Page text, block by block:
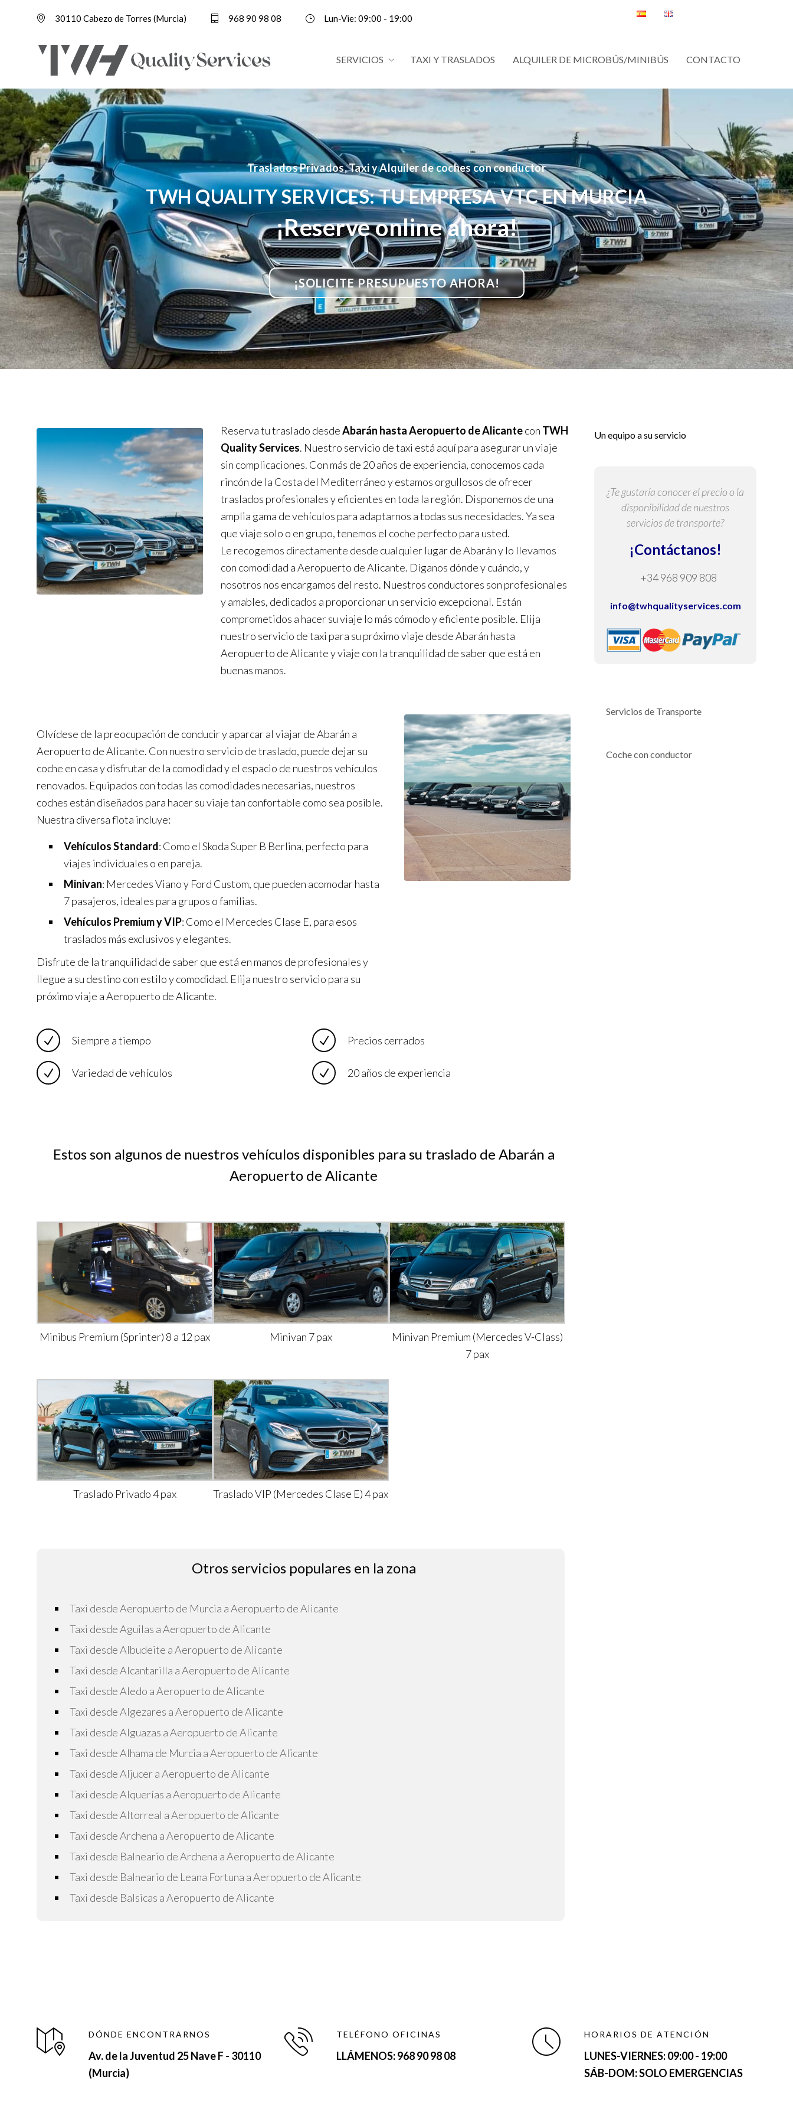
30110 Cabezo de Torres (Murcia) 968 90 98 08 Lun-Vie: 09:00 - 19:00
SERVICIOS TAXI Y TRASLADOS ALQUILER DE MICROBÚS/MINIBÚS CONTACTO
Traslados Privados, Taxi y Alquiler de coches con conductor
TWH QUALITY SERVICES: TU EMPRESA VTC EN MURCIA
¡Reserve online ahora!
¡SOLICITE PRESUPUESTO AHORA!
Reserva tu traslado desdeAbarán hasta Aeropuerto de Alicantecon TWH
Quality Services. Nuestro servicio de taxi está aquí para asegurar un viaje
sin complicaciones. Con más de 20 años de experiencia, conocemos cada
rincón de la Costa del Mediterráneo y estamos orgullosos de ofrecer
traslados profesionales y eficientes en toda la región. Disponemos de una
amplia gama de vehículos para adaptarnos a todas sus necesidades. Ya sea
que viaje solo o en grupo, tenemos el coche perfecto para usted.
Le recogemos directamente desde cualquier lugar de Abarán y lo llevamos
con comodidad a Aeropuerto de Alicante. Díganos dónde y cuándo, y
nosotros nos encargamos del resto. Nuestros conductores son profesionales
y amables, dedicados a proporcionar un servicio excepcional. Están
comprometidos a hacer su viaje lo más cómodo y eficiente posible. Elija
nuestro servicio de taxi para su próximo viaje desde Abarán hasta
Aeropuerto de Alicante y viaje con la tranquilidad de saber que está en
buenas manos.
Olvídese de la preocupación de conducir y aparcar al viajar de Abarán a
Aeropuerto de Alicante. Con nuestro servicio de traslado, puede dejar su
coche en casa y disfrutar de la comodidad y el espacio de nuestros vehículos
renovados. Equipados con todas las comodidades necesarias, nuestros
coches están diseñados para hacer su viaje tan confortable como sea posible.
Nuestra diversa flota incluye:
Vehículos Standard: Como el Skoda Super B Berlina, perfecto para
viajes individuales o en pareja.
Minivan: Mercedes Viano y Ford Custom, que pueden acomodar hasta
7 pasajeros, ideales para grupos o familias.
Vehículos Premium y VIP: Como el Mercedes Clase E, para esos
traslados más exclusivos y elegantes.
Disfrute de la tranquilidad de saber que está en manos de profesionales y
llegue a su destino con estilo y comodidad. Elija nuestro servicio para su
próximo viaje a Aeropuerto de Alicante.
Siempre a tiempo
Variedad de vehículos
Precios cerrados
20 años de experiencia
Estos son algunos de nuestros vehículos disponibles para su traslado de Abarán a
Aeropuerto de Alicante
Minibus Premium (Sprinter) 8 a 12 pax Minivan 7 pax
Minivan Premium (Mercedes V-Class)
7 pax
Traslado Privado 4 pax Traslado VIP (Mercedes Clase E) 4 pax
Otros servicios populares en la zona
Taxi desde Aeropuerto de Murcia a Aeropuerto de Alicante
Taxi desde Aguilas a Aeropuerto de Alicante
Taxi desde Albudeite a Aeropuerto de Alicante
Taxi desde Alcantarilla a Aeropuerto de Alicante
Taxi desde Aledo a Aeropuerto de Alicante
Taxi desde Algezares a Aeropuerto de Alicante
Taxi desde Alguazas a Aeropuerto de Alicante
Taxi desde Alhama de Murcia a Aeropuerto de Alicante
Taxi desde Aljucer a Aeropuerto de Alicante
Taxi desde Alquerías a Aeropuerto de Alicante
Taxi desde Altorreal a Aeropuerto de Alicante
Taxi desde Archena a Aeropuerto de Alicante
Taxi desde Balneario de Archena a Aeropuerto de Alicante
Taxi desde Balneario de Leana Fortuna a Aeropuerto de Alicante
Taxi desde Balsicas a Aeropuerto de Alicante
Un equipo a su servicio
¿Te gustaría conocer el precio o la
disponibilidad de nuestros
servicios de transporte?
¡Contáctanos!
+34 968 909 808
info@twhqualityservices.com
Servicios de Transporte
Coche con conductor
DÓNDE ENCONTRARNOS
Av. de la Juventud 25 Nave F - 30110
(Murcia)
TELÉFONO OFICINAS
LLÁMENOS: 968 90 98 08
HORARIOS DE ATENCIÓN
LUNES-VIERNES:09:00 - 19:00
SÁB-DOM: SOLO EMERGENCIAS